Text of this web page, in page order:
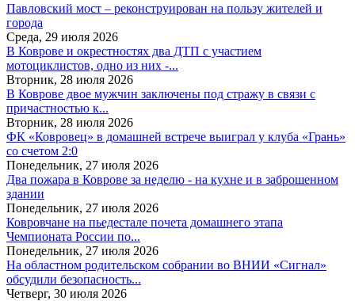
Павловский мост – реконструирован на пользу жителей и
города
Среда, 29 июля 2026
В Коврове и окрестностях два ДТП с участием
мотоциклистов, одно из них -...
Вторник, 28 июля 2026
В Коврове двое мужчин заключены под стражу в связи с
причастностью к...
Вторник, 28 июля 2026
ФК «Ковровец» в домашней встрече выиграл у клуба «Грань»
со счетом 2:0
Понедельник, 27 июля 2026
Два пожара в Коврове за неделю - на кухне и в заброшенном
здании
Понедельник, 27 июля 2026
Ковровчане на пьедестале почета домашнего этапа
Чемпионата России по...
Понедельник, 27 июля 2026
На областном родительском собрании во ВНИИ «Сигнал»
обсудили безопасность...
Четверг, 30 июля 2026